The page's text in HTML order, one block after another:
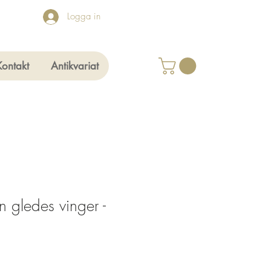
Logga in
Antikvariat
gledes vinger -